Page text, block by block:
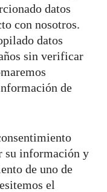
datos
con nosotros.
datos
sin verificar
de
su información y
de uno de
el